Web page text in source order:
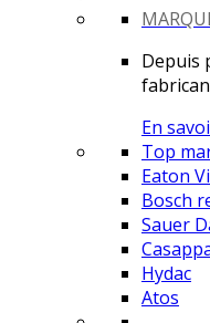
Depuis
En
Top
Eaton
Bosch
Sauer
Hydac
Atos